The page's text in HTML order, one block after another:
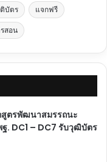
ติบัตร แจกฟรี
สอน
ตรพัฒนาสมรรถนะ
. DC1 – DC7 รับวุฒิบัตร